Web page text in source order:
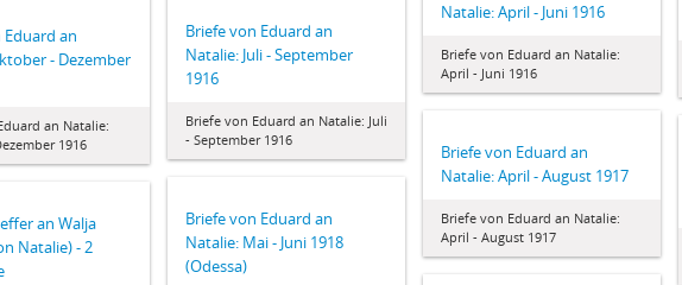
Natalie: April - Juni 1916
Briefe von Eduard an Natalie:
April - Juni 1916
Briefe von Eduard an
Natalie: Juli - September
1916
Briefe von Eduard an Natalie: Juli
- September 1916
an
- Dezember
an Natalie:
1916
Briefe von Eduard an
Natalie: April - August 1917
Briefe von Eduard an Natalie:
April - August 1917
Briefe von Eduard an
Natalie: Mai - Juni 1918
(Odessa)
an Walja
Natalie) - 2